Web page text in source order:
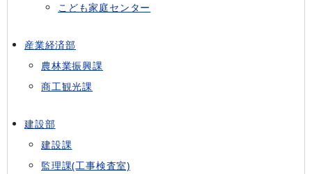
こども家庭センター
産業経済部
農林業振興課
商工観光課
建設部
建設課
監理課(工事検査室)